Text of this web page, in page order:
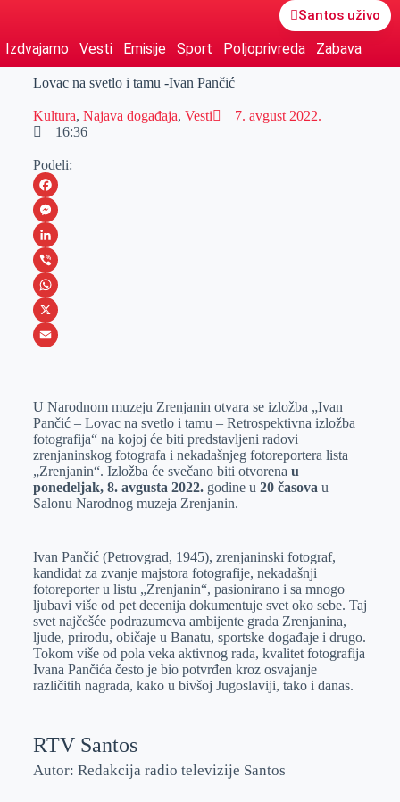
Santos uživo
Izdvajamo Vesti Emisije Sport Poljoprivreda Zabava
Lovac na svetlo i tamu -Ivan Pančić
Kultura, Najava događaja, Vesti
7. avgust 2022.
16:36
Podeli:
F
a
c
e
b
o
M
e
s
s
e
e
r
L
i
n
k
I
n
V
i
b
W
h
s
A
p
p
X
a
i
l
U Narodnom muzeju Zrenjanin otvara se izložba „Ivan
Pančić – Lovac na svetlo i tamu – Retrospektivna izložba
fotografija“ na kojoj će biti predstavljeni radovi
zrenjaninskog fotografa i nekadašnjeg fotoreportera lista
„Zrenjanin“. Izložba će svečano biti otvorena u
ponedeljak, 8. avgusta 2022.godine u 20 časova u
Salonu Narodnog muzeja Zrenjanin.
Ivan Pančić (Petrovgrad, 1945), zrenjaninski fotograf,
kandidat za zvanje majstora fotografije, nekadašnji
fotoreporter u listu „Zrenjanin“, pasionirano i sa mnogo
ljubavi više od pet decenija dokumentuje svet oko sebe. Taj
svet najčešće podrazumeva ambijente grada Zrenjanina,
ljude, prirodu, običaje u Banatu, sportske događaje i drugo.
Tokom više od pola veka aktivnog rada, kvalitet fotografija
Ivana Pančića često je bio potvrđen kroz osvajanje
različitih nagrada, kako u bivšoj Jugoslaviji, tako i danas.
RTV Santos
Autor: Redakcija radio televizije Santos